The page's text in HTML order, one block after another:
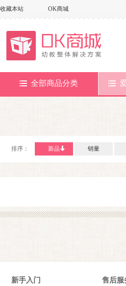
收藏本站 OK商城
全部商品分类
排序： 新品 销量
新手入门 售后服